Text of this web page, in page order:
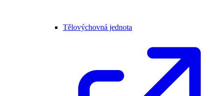
Tělovýchovná jednota